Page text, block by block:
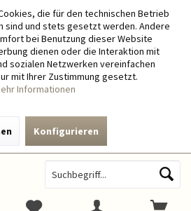
die für den technischen Betrieb
sind und stets gesetzt werden. Andere
bei Benutzung dieser Website
dienen oder die Interaktion mit
sozialen Netzwerken vereinfachen
mit Ihrer Zustimmung gesetzt.
Informationen
Konfigurieren